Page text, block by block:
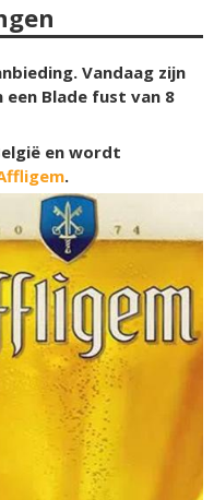
Vandaag zijn
een Blade fust van 8
en wordt
.